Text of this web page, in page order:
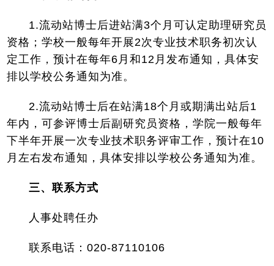
1.流动站博士后进站满3个月可认定助理研究员
资格；学校一般每年开展2次专业技术职务初次认
定工作，预计在每年6月和12月发布通知，具体安
排以学校公务通知为准。
2.流动站博士后在站满18个月或期满出站后1
年内，可参评博士后副研究员资格，学院一般每年
下半年开展一次专业技术职务评审工作，预计在10
月左右发布通知，具体安排以学校公务通知为准。
三、联系方式
人事处聘任办
联系电话：020-87110106